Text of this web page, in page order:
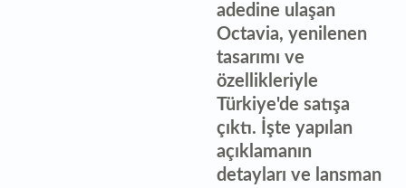
adedine ulaşan
Octavia, yenilenen
tasarımı ve
özellikleriyle
Türkiye'de satışa
çıktı. İşte yapılan
açıklamanın
detayları ve lansman